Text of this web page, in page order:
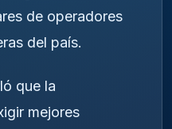
de operadores
del país.
que la
mejores